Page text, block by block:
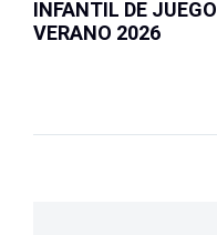
INFANTIL DE JUEGO
VERANO 2026